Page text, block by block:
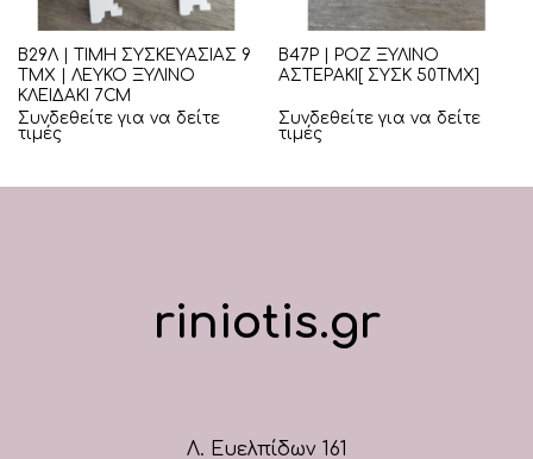
Β29Λ | ΤΙΜΗ ΣΥΣΚΕΥΑΣΙΑΣ 9
ΤΜΧ | ΛΕΥΚΟ ΞΥΛΙΝΟ
ΚΛΕΙΔΑΚΙ 7CM
Συνδεθείτε για να δείτε
τιμές
Β47Ρ | ΡΟΖ ΞΥΛΙΝΟ
ΑΣΤΕΡΑΚΙ[ ΣΥΣΚ 50ΤΜΧ]
Συνδεθείτε για να δείτε
τιμές
riniotis.gr
Λ. Ευελπίδων 161